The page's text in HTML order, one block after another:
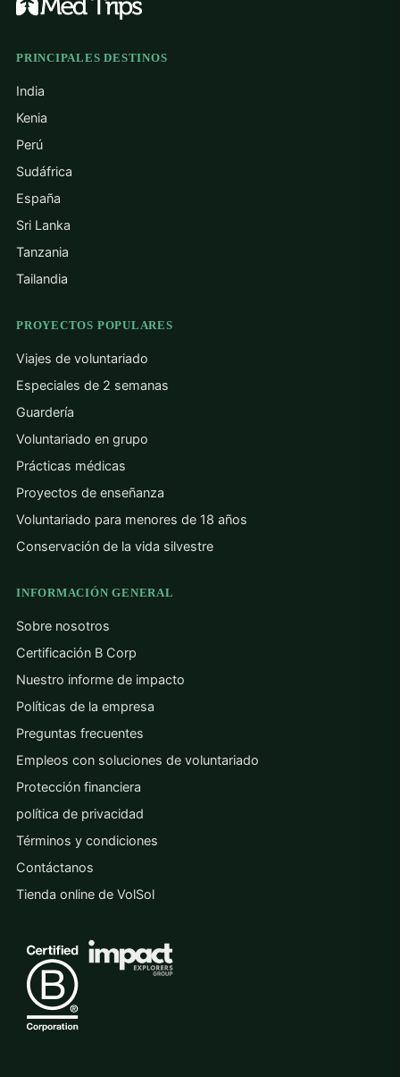
PRINCIPALES DESTINOS
India
Kenia
Perú
Sudáfrica
España
Sri Lanka
Tanzania
Tailandia
PROYECTOS POPULARES
Viajes de voluntariado
Especiales de 2 semanas
Guardería
Voluntariado en grupo
Prácticas médicas
Proyectos de enseñanza
Voluntariado para menores de 18 años
Conservación de la vida silvestre
INFORMACIÓN GENERAL
Sobre nosotros
Certificación B Corp
Nuestro informe de impacto
Políticas de la empresa
Preguntas frecuentes
Empleos con soluciones de voluntariado
Protección financiera
política de privacidad
Términos y condiciones
Contáctanos
Tienda online de VolSol